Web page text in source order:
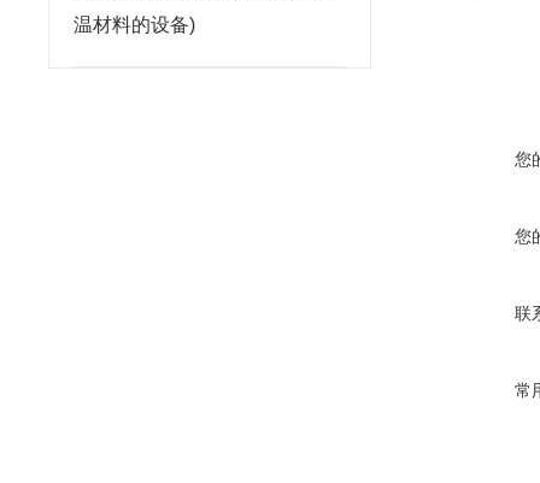
温材料的设备)
您
您
联
常